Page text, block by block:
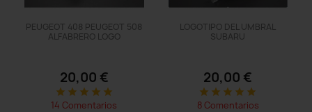
PEUGEOT 408 PEUGEOT 508
ALFABRERO LOGO
20,00 €
star star star star star
14 Comentarios
LOGOTIPO DEL UMBRAL
SUBARU
20,00 €
star star star star star
8 Comentarios